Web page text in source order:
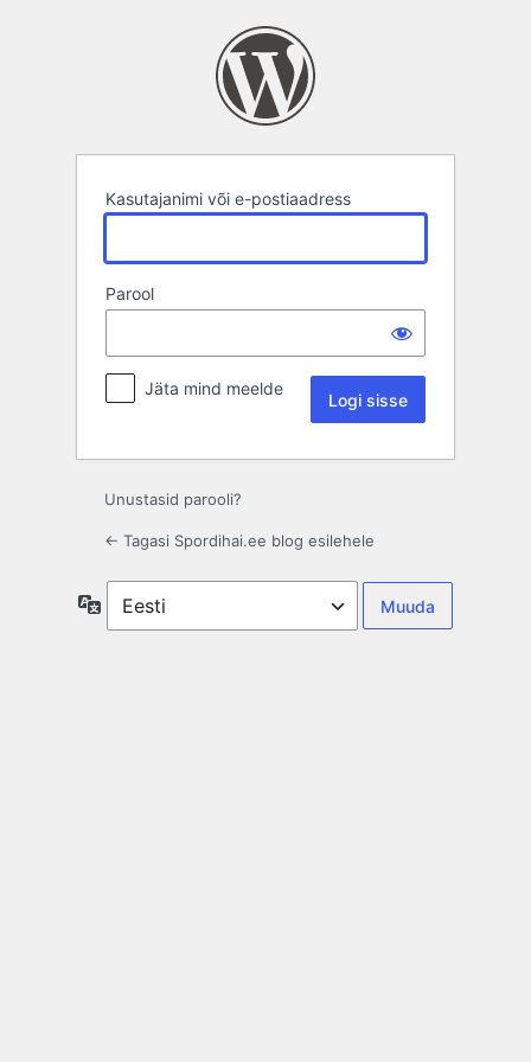
Kasutajanimi või e-postiaadress
Parool
Jäta mind meelde
Unustasid parooli?
← Tagasi Spordihai.ee blog esilehele
Keel